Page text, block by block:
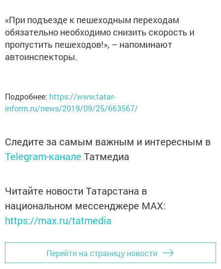
«При подъезде к пешеходным переходам
обязательно необходимо снизить скорость и
пропустить пешеходов!», – напоминают
автоинспекторы.
Подробнее: https://www.tatar-
inform.ru/news/2019/09/25/663567/
Следите за самым важным и интересным в
Telegram-канале Татмедиа
Читайте новости Татарстана в
национальном мессенджере MАХ:
https://max.ru/tatmedia
Перейти на страницу новости